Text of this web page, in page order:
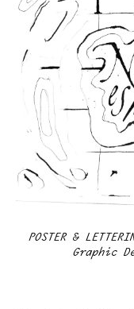
POSTER &
Graphic